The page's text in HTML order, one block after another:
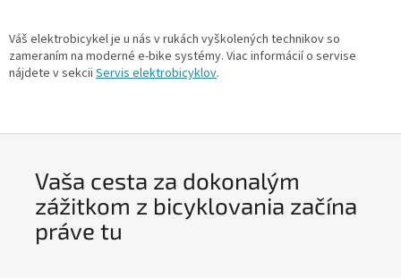
Váš elektrobicykel je u nás v rukách vyškolených technikov so
zameraním na moderné e-bike systémy. Viac informácií o servise
nájdete v sekcii Servis elektrobicyklov.
Vaša cesta za dokonalým
zážitkom z bicyklovania začína
práve tu